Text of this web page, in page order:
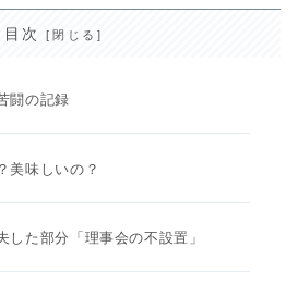
目次
闘の記録
美味しいの？
した部分「理事会の不設置」